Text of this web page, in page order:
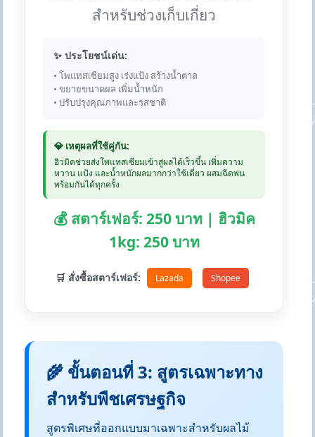
สำหรับช่วงเก็บเกี่ยว
✨ ประโยชน์เด่น:
• โพแทสเซียมสูง เร่งแป้ง สร้างน้ำตาล
• ขยายขนาดผล เพิ่มน้ำหนัก
• ปรับปรุงคุณภาพและรสชาติ
💎 เหตุผลที่ใช้คู่กัน:
ฮิวมิคช่วยส่งโพแทสเซียมเข้าสู่ผลได้เร็วขึ้น เพิ่มความ
หวาน แป้ง และน้ำหนักผลมากกว่าใช้เดี่ยว ผสมฉีดพ่น
พร้อมกันได้ทุกครั้ง
💰 สตาร์เฟอร์: 250 บาท | ฮิวมิค
1kg: 250 บาท
🛒 สั่งซื้อสตาร์เฟอร์: Lazada Shopee
🌾 ขั้นตอนที่ 3: สูตรเฉพาะทาง
สำหรับพืชเศรษฐกิจ
สูตรพิเศษที่ออกแบบมาเฉพาะสำหรับผลไม้